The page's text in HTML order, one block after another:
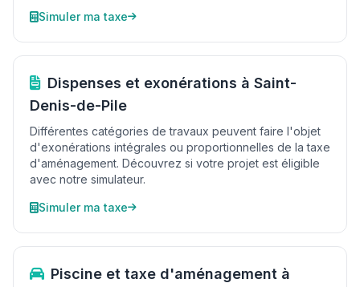
Simuler ma taxe
Dispenses et exonérations à Saint-
Denis-de-Pile
Différentes catégories de travaux peuvent faire l'objet
d'exonérations intégrales ou proportionnelles de la taxe
d'aménagement. Découvrez si votre projet est éligible
avec notre simulateur.
Simuler ma taxe
Piscine et taxe d'aménagement à